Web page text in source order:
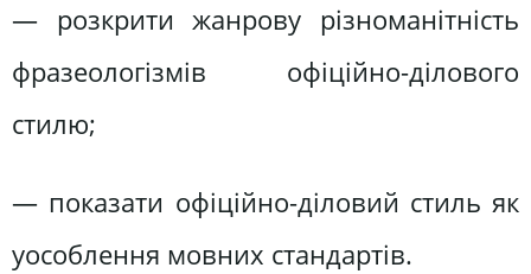
— розкрити жанрову різноманітність
фразеологізмів офіційно-ділового
стилю;
— показати офіційно-діловий стиль як
уособлення мовних стандартів.